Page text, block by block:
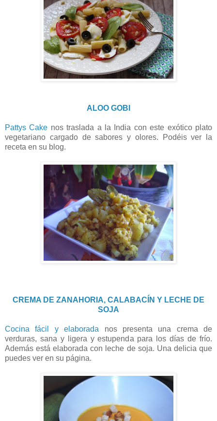
ALOO GOBI
Pattys Cake nos traslada a la India con este exótico plato
vegetariano cargado de sabores y olores. Podéis ver la
receta en su blog.
CREMA DE ZANAHORIA, CALABACÍN Y LECHE DE
SOJA
Cocina fácil y elaborada nos presenta una crema de
verduras, sana y ligera y estupenda para los días de frío.
Además está elaborada con leche de soja. Una delicia que
puedes ver en su página.